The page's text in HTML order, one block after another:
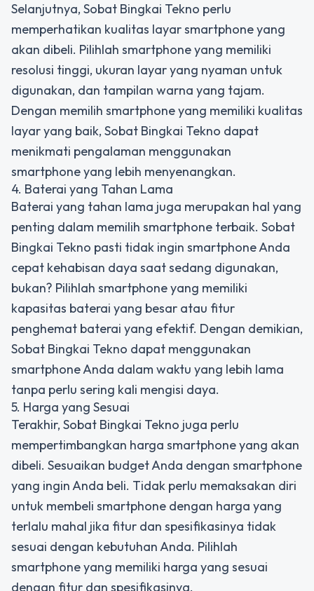
Selanjutnya, Sobat Bingkai Tekno perlu
memperhatikan kualitas layar smartphone yang
akan dibeli. Pilihlah smartphone yang memiliki
resolusi tinggi, ukuran layar yang nyaman untuk
digunakan, dan tampilan warna yang tajam.
Dengan memilih smartphone yang memiliki kualitas
layar yang baik, Sobat Bingkai Tekno dapat
menikmati pengalaman menggunakan
smartphone yang lebih menyenangkan.
4. Baterai yang Tahan Lama
Baterai yang tahan lama juga merupakan hal yang
penting dalam memilih smartphone terbaik. Sobat
Bingkai Tekno pasti tidak ingin smartphone Anda
cepat kehabisan daya saat sedang digunakan,
bukan? Pilihlah smartphone yang memiliki
kapasitas baterai yang besar atau fitur
penghemat baterai yang efektif. Dengan demikian,
Sobat Bingkai Tekno dapat menggunakan
smartphone Anda dalam waktu yang lebih lama
tanpa perlu sering kali mengisi daya.
5. Harga yang Sesuai
Terakhir, Sobat Bingkai Tekno juga perlu
mempertimbangkan harga smartphone yang akan
dibeli. Sesuaikan budget Anda dengan smartphone
yang ingin Anda beli. Tidak perlu memaksakan diri
untuk membeli smartphone dengan harga yang
terlalu mahal jika fitur dan spesifikasinya tidak
sesuai dengan kebutuhan Anda. Pilihlah
smartphone yang memiliki harga yang sesuai
dengan fitur dan spesifikasinya.